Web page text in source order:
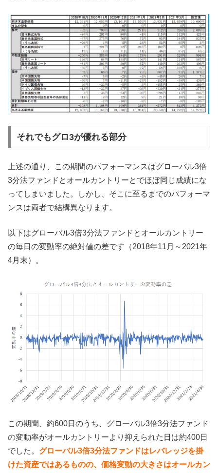
それでもグロ3が優れる部分
上述の通り、この期間のパフォーマンスはグローバル3倍
3分法ファンドとオールカントリーとでほぼ同じ成績にな
ってしまいました。しかし、そこに至るまでのパフォーマ
ンスは両者で結構異なります。
以下はグローバル3倍3分法ファンドとオールカントリー
の毎日の変動率の絶対値の差です（2018年11月～2021年
4月末）。
この期間、約600日のうち、グローバル3倍3分法ファンド
の変動率がオールカントリーより抑えられた日は約400日
でした。 グローバル3倍3分法ファンドはレバレッジを掛
けた資産ではあるものの、価格変動の大きさはオールカン